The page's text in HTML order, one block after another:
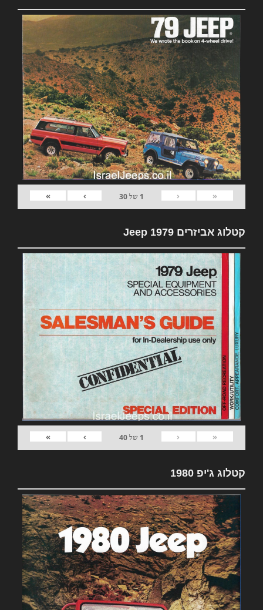
«
‹
1 של30
›
»
קטלוג אביזרים 1979 Jeep
«
‹
1 של40
›
»
קטלוג ג'יפ 1980